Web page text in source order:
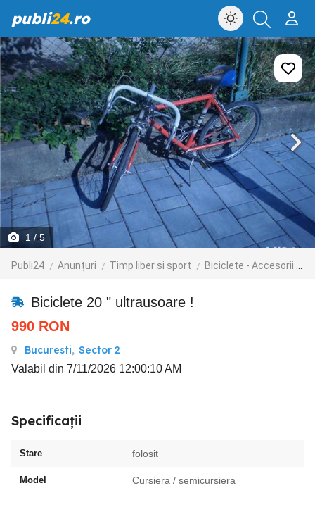
publi24.ro
1 / 5
Publi24 Anunțuri Timp liber si sport Biciclete - Accesorii
Biciclete 20 " ultrausoare !
990 RON
Bucuresti, Sector 2
Valabil din 7/11/2026 12:00:10 AM
Specificații
Stare folosit
Model Cursiera / semicursiera